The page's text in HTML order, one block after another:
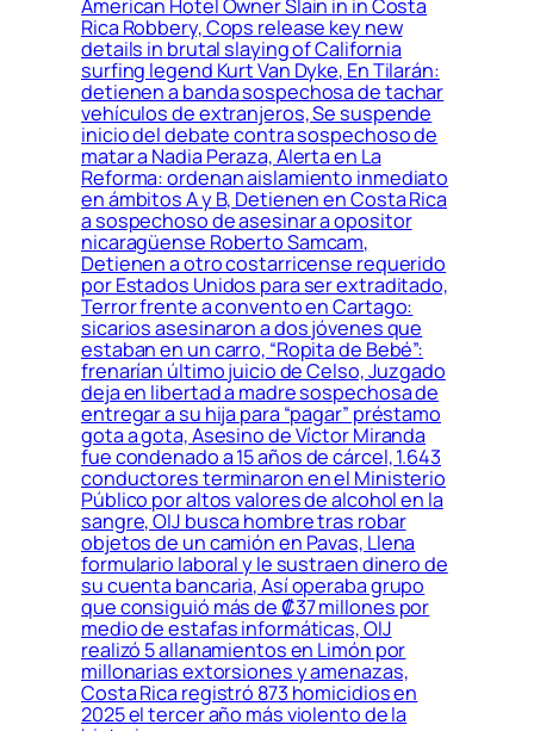
American Hotel Owner Slain in in Costa
Rica Robbery, Cops release key new
details in brutal slaying of California
surfing legend Kurt Van Dyke, En Tilarán:
detienen a banda sospechosa de tachar
vehículos de extranjeros, Se suspende
inicio del debate contra sospechoso de
matar a Nadia Peraza, Alerta en La
Reforma: ordenan aislamiento inmediato
en ámbitos A y B, Detienen en Costa Rica
a sospechoso de asesinar a opositor
nicaragüense Roberto Samcam,
Detienen a otro costarricense requerido
por Estados Unidos para ser extraditado,
Terror frente a convento en Cartago:
sicarios asesinaron a dos jóvenes que
estaban en un carro, “Ropita de Bebé”:
frenarían último juicio de Celso, Juzgado
deja en libertad a madre sospechosa de
entregar a su hija para “pagar” préstamo
gota a gota, Asesino de Víctor Miranda
fue condenado a 15 años de cárcel, 1.643
conductores terminaron en el Ministerio
Público por altos valores de alcohol en la
sangre, OIJ busca hombre tras robar
objetos de un camión en Pavas, Llena
formulario laboral y le sustraen dinero de
su cuenta bancaria, Así operaba grupo
que consiguió más de ₡37 millones por
medio de estafas informáticas, OIJ
realizó 5 allanamientos en Limón por
millonarias extorsiones y amenazas,
Costa Rica registró 873 homicidios en
2025 el tercer año más violento de la